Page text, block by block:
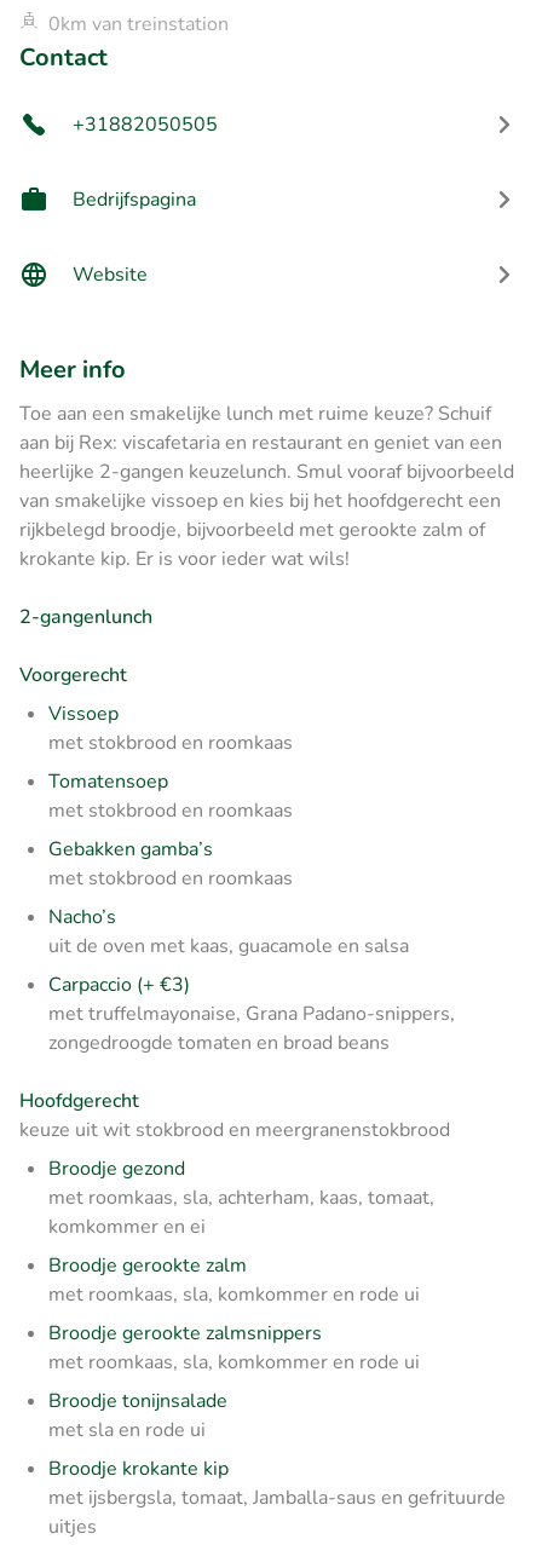
0km van treinstation
Contact
+31882050505
Bedrijfspagina
Website
Meer info
Toe aan een smakelijke lunch met ruime keuze? Schuif
aan bij Rex: viscafetaria en restaurant en geniet van een
heerlijke 2-gangen keuzelunch. Smul vooraf bijvoorbeeld
van smakelijke vissoep en kies bij het hoofdgerecht een
rijkbelegd broodje, bijvoorbeeld met gerookte zalm of
krokante kip. Er is voor ieder wat wils!
2-gangenlunch
Voorgerecht
Vissoep
met stokbrood en roomkaas
Tomatensoep
met stokbrood en roomkaas
Gebakken gamba’s
met stokbrood en roomkaas
Nacho’s
uit de oven met kaas, guacamole en salsa
Carpaccio (+ €3)
met truffelmayonaise, Grana Padano-snippers,
zongedroogde tomaten en broad beans
Hoofdgerecht
keuze uit wit stokbrood en meergranenstokbrood
Broodje gezond
met roomkaas, sla, achterham, kaas, tomaat,
komkommer en ei
Broodje gerookte zalm
met roomkaas, sla, komkommer en rode ui
Broodje gerookte zalmsnippers
met roomkaas, sla, komkommer en rode ui
Broodje tonijnsalade
met sla en rode ui
Broodje krokante kip
met ijsbergsla, tomaat, Jamballa-saus en gefrituurde
uitjes